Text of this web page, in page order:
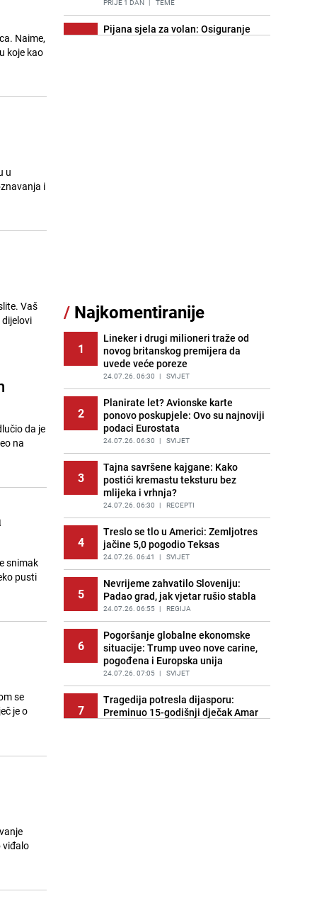
Naime,
koje kao
u
i
Vaš
da je
na
snimak
pusti
se
je o
viđalo
PRIJE 1 DAN | TEME
7
Pijana sjela za volan: Osiguranje
jednostavan desert bez imalo muke
12
Pojavili su vam se mravi u kući? Bez
brige, ovo su najbolji načini da ih se
riješite
PRIJE 2 DANA | ŽIVOT I STIL
13
Kako izgleda travnjak stadiona
Koševo nakon tri koncerta Dine
Merlina
PRIJE 2 DANA | FOTO
14
Tajna savršenog makedonskog
ajvara: Stari recept za kremast i
bogat okus
PRIJE 1 DAN | RECEPTI
15
Ogromna potrošnja vode u dijelu
BiH: Inspektori krenuli u kontrole,
slijede kazne
PRIJE 2 DANA | BOSNA I HERCEGOVINA
/ Najkomentiranije
1
Lineker i drugi milioneri traže od
novog britanskog premijera da
uvede veće poreze
24.07.26. 06:30 | SVIJET
2
Planirate let? Avionske karte
ponovo poskupjele: Ovo su najnoviji
podaci Eurostata
24.07.26. 06:30 | SVIJET
3
Tajna savršene kajgane: Kako
postići kremastu teksturu bez
mlijeka i vrhnja?
24.07.26. 06:30 | RECEPTI
4
Treslo se tlo u Americi: Zemljotres
jačine 5,0 pogodio Teksas
24.07.26. 06:41 | SVIJET
5
Nevrijeme zahvatilo Sloveniju:
Padao grad, jak vjetar rušio stabla
24.07.26. 06:55 | REGIJA
6
Pogoršanje globalne ekonomske
situacije: Trump uveo nove carine,
pogođena i Europska unija
24.07.26. 07:05 | SVIJET
7
Tragedija potresla dijasporu:
Preminuo 15-godišnji dječak Amar